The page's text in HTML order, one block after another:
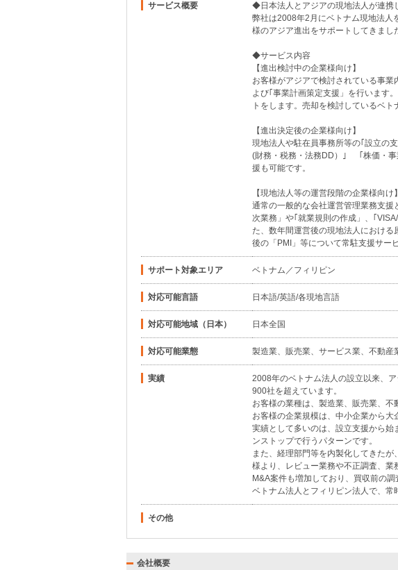
サービス概要
◆日本法人とアジアの現地法人が連携
弊社は2008年2月にベトナム現地法人
様のアジア進出をサポートしてきまし
◆サービス内容
【進出検討中の企業様向け】
お客様がアジアで検討されている事
よび｢事業計画策定支援」を行います
トをします。売却を検討しているベト
【進出決定後の企業様向け】
現地法人や駐在員事務所等の｢設立の
(財務・税務・法務DD）｣ 「株価・事
援も可能です。
【現地法人等の運営段階の企業様向け】
通常の一般的な会社運営管理業務支
次業務」や｢就業規則の作成」、｢
た、数年間運営後の現地法人におけ
後の「PMI」等について常駐支援サー
サポート対象エリア ベトナム／フィリピン
対応可能言語 日本語/英語/各現地言語
対応可能地域（日本） 日本全国
対応可能業態 製造業、販売業、サービス業、不動産
実績
2008年のベトナム法人の設立以来、
900社を超えています。
お客様の業種は、製造業、販売業、不
お客様の企業規模は、中小企業から大
実績として多いのは、設立支援から
ンストップで行うパターンです。
また、経理部門等を内製化してきた
様より、レビュー業務や不正調査、業
M&A案件も増加しており、買収前の
ベトナム法人とフィリピン法人で、常
その他
会社概要